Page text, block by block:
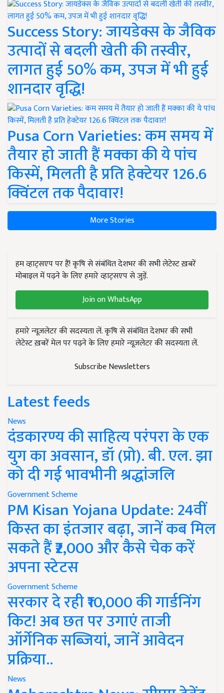
Success Story: जायडेक्स के जैविक
उत्पादों से बदली खेती की तस्वीर,
लागत हुई 50% कम, उपज में भी हुई
शानदार वृद्धि!
Pusa Corn Varieties: कम समय में
तैयार हो जाती हैं मक्का की ये पांच
किस्में, मिलती है प्रति हेक्टेयर 126.6
क्विंटल तक पैदावार!
More Stories
हम व्हाट्सएप पर हैं! कृषि से संबंधित देशभर की सभी लेटेस्ट ख़बरें
मोबाइल में पढ़ने के लिए हमारे व्हाट्सएप से जुड़ें.
Join on WhatsApp
हमारे न्यूज़लेटर की सदस्यता लें. कृषि से संबंधित देशभर की सभी
लेटेस्ट ख़बरें मेल पर पढ़ने के लिए हमारे न्यूज़लेटर की सदस्यता लें.
Subscribe Newsletters
Latest feeds
News
दंडकारण्य की साहित्य परंपरा के एक
युग का अवसान, डॉ (प्रो). बी. एल. झा
को दी गई भावभीनी श्रद्धांजलि
Government Scheme
PM Kisan Yojana Update: 24वीं
किस्त का इंतजार बढ़ा, जानें कब मिल
सकते हैं ₹2,000 और कैसे चेक करें
अपना स्टेटस
Government Scheme
सरकार दे रही ₹10,000 की गार्डनिंग
किट! अब छत पर उगाएं ताजी
ऑर्गेनिक सब्जियां, जानें आवेदन
प्रक्रिया..
News